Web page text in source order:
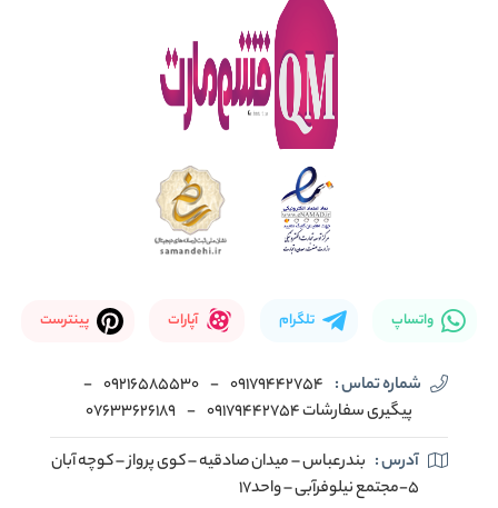
واتساپ تلگرام آپارات پینترست
شماره تماس : 09179442754
-
09216585530
-
پیگیری سفارشات 09179442754
-
07633626189
آدرس : بندرعباس – میدان صادقیه – کوی پرواز – کوچه آبان
5-مجتمع نیلوفرآبی – واحد17